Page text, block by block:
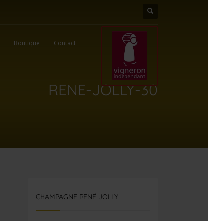
Boutique Contact
RENE-JOLLY-30
CHAMPAGNE RENÉ JOLLY